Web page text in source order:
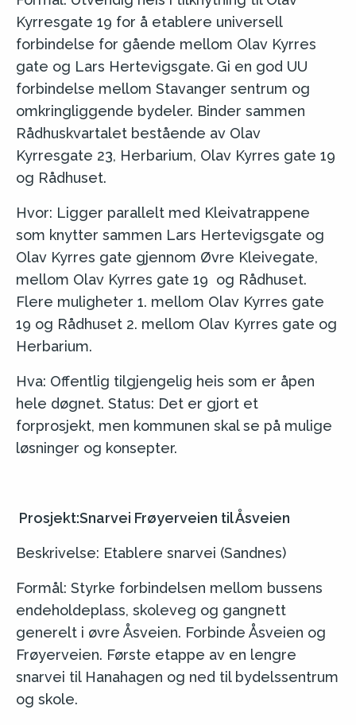
Kyrresgate 19 for å etablere universell
forbindelse for gående mellom Olav Kyrres
gate og Lars Hertevigsgate. Gi en god UU
forbindelse mellom Stavanger sentrum og
omkringliggende bydeler. Binder sammen
Rådhuskvartalet bestående av Olav
Kyrresgate 23, Herbarium, Olav Kyrres gate 19
og Rådhuset.
Hvor: Ligger parallelt med Kleivatrappene
som knytter sammen Lars Hertevigsgate og
Olav Kyrres gate gjennom Øvre Kleivegate,
mellom Olav Kyrres gate 19 og Rådhuset.
Flere muligheter 1. mellom Olav Kyrres gate
19 og Rådhuset 2. mellom Olav Kyrres gate og
Herbarium.
Hva: Offentlig tilgjengelig heis som er åpen
hele døgnet. Status: Det er gjort et
forprosjekt, men kommunen skal se på mulige
løsninger og konsepter.
Prosjekt:Snarvei Frøyerveien til Åsveien
Beskrivelse: Etablere snarvei (Sandnes)
Formål: Styrke forbindelsen mellom bussens
endeholdeplass, skoleveg og gangnett
generelt i øvre Åsveien. Forbinde Åsveien og
Frøyerveien. Første etappe av en lengre
snarvei til Hanahagen og ned til bydelssentrum
og skole.